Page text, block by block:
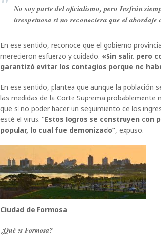
No soy parte del oficialismo, pero Insfrán
irrespetuosa si no reconociera que el
En ese sentido, reconoce que el gobierno
merecieron esfuerzo y cuidado. «Sin salir, pero
garantizó evitar los contagios porque no
En ese sentido, plantea que aunque la población
las medidas de la Corte Suprema probablemente
que sl no poder hacer un seguimiento de los
esté el virus. “Estos logros se construyen con
popular, lo cual fue demonizado”, expuso.
Ciudad de Formosa
¿Qué es Formosa?